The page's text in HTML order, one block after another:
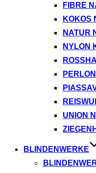
FIBRE
KOKOS
NATUR
NYLON
UNION
BLINDENWERKE